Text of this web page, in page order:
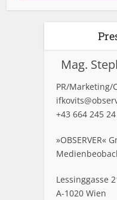
Mag.
PR/Marketing/
+43 664 245
»OBSERVER«
Lessinggasse
A-1020 Wien